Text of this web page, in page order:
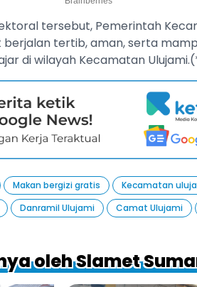
tersebut, Pemerintah
tertib, aman, serta
di wilayah Kecamatan
Makan bergizi gratis Kecamatan
Danramil Ulujami Camat Ulujami
oleh Slamet